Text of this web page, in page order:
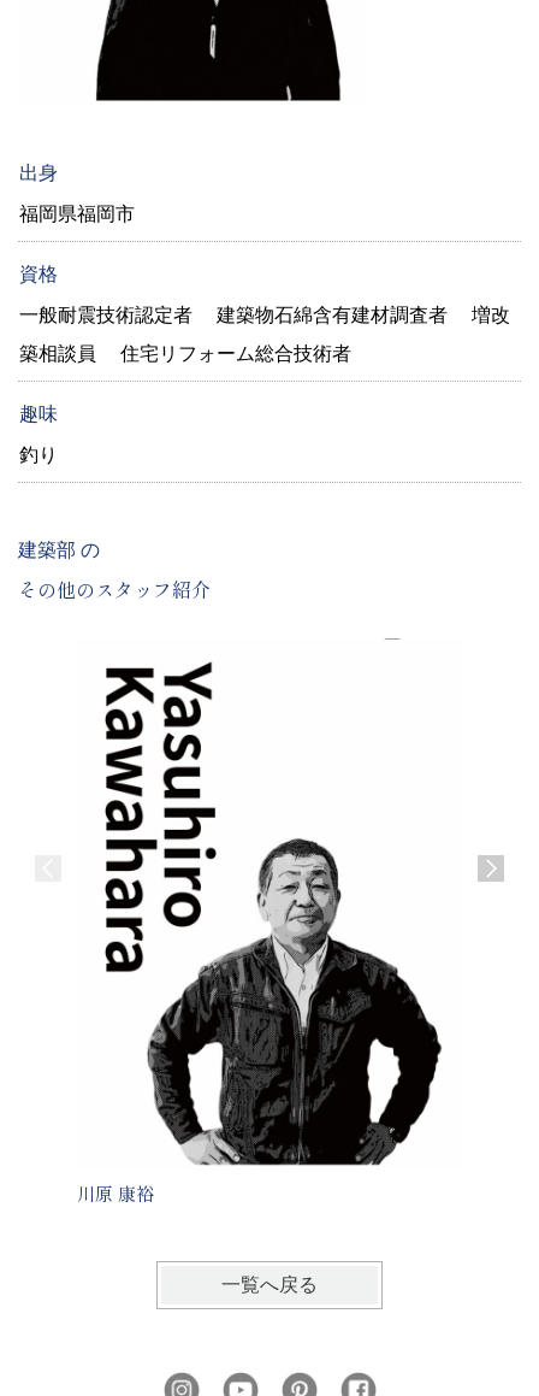
出身
福岡県福岡市
資格
一般耐震技術認定者 建築物石綿含有建材調査者 増改
築相談員 住宅リフォーム総合技術者
趣味
釣り
建築部 の
その他のスタッフ紹介
川原 康裕
一覧へ戻る